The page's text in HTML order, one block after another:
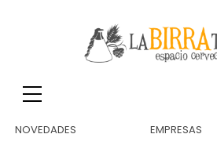
NOVEDADES EMPRESAS